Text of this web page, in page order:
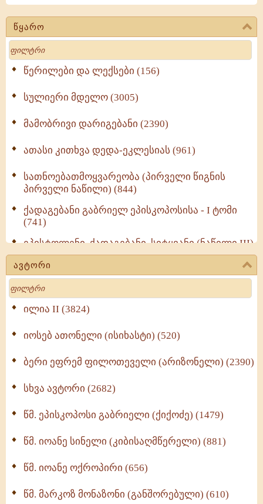
წყარო
Search
წერილები და ლექსები (156)
სულიერი მდელო (3005)
მამობრივი დარიგებანი (2390)
ათასი კითხვა დედა-ეკლესიას (961)
სათნოებათმოყვარეობა (პირველი წიგნის
პირველი ნაწილი) (844)
ქადაგებანი გაბრიელ ეპისკოპოსისა - I ტომი
(741)
ეპისტოლენი, ქადაგებანი, სიტყვანი (ნაწილი III)
(723)
მოძღვრის ძალზე სასარგებლო რჩევები
მრევლისათვის (545)
Wisdomge (514)
ქადაგებანი გაბრიელ ეპისკოპოსისა - II ტომი
სულიერი ცხოვრების სახელმძღვანელო -
ნაწილი II (369)
ავტორი
Search
ილია II (3824)
იოსებ ათონელი (ისიხასტი) (520)
ბერი ეფრემ ფილოთეველი (არიზონელი) (2390)
სხვა ავტორი (2682)
წმ. ეპისკოპოსი გაბრიელი (ქიქოძე) (1479)
წმ. იოანე სინელი (კიბისაღმწერელი) (881)
წმ. იოანე ოქროპირი (656)
წმ. მარკოზ მონაზონი (განშორებული) (610)